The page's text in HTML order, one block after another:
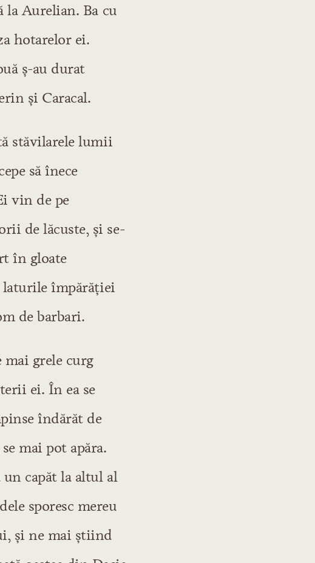
la Aurelian. Ba cu
hotarelor ei.
ș-au durat
și Caracal.
stăvilarele lumii
să înece
vin de pe
de lăcuste, și se-
în gloate
laturile împărăției
de barbari.
grele curg
ei. În ea se
îndărăt de
mai pot apăra.
capăt la altul al
sporesc mereu
și ne mai știind